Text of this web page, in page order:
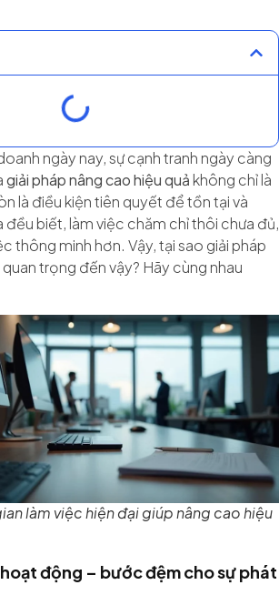
ngày nay, sự cạnh tranh ngày càng
giải pháp nâng cao hiệu quả không chỉ là
là điều kiện tiên quyết để tồn tại và
đều biết, làm việc chăm chỉ thôi chưa đủ,
thông minh hơn. Vậy, tại sao giải pháp
trọng đến vậy? Hãy cùng nhau
làm việc hiện đại giúp nâng cao hiệu
động – bước đệm cho sự phát